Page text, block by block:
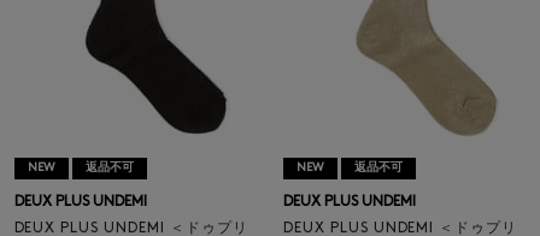
NEW 返品不可
DEUX PLUS UNDEMI
DEUX PLUS UNDEMI ＜ドゥプリ
NEW 返品不可
DEUX PLUS UNDEMI
DEUX PLUS UNDEMI ＜ドゥプリ